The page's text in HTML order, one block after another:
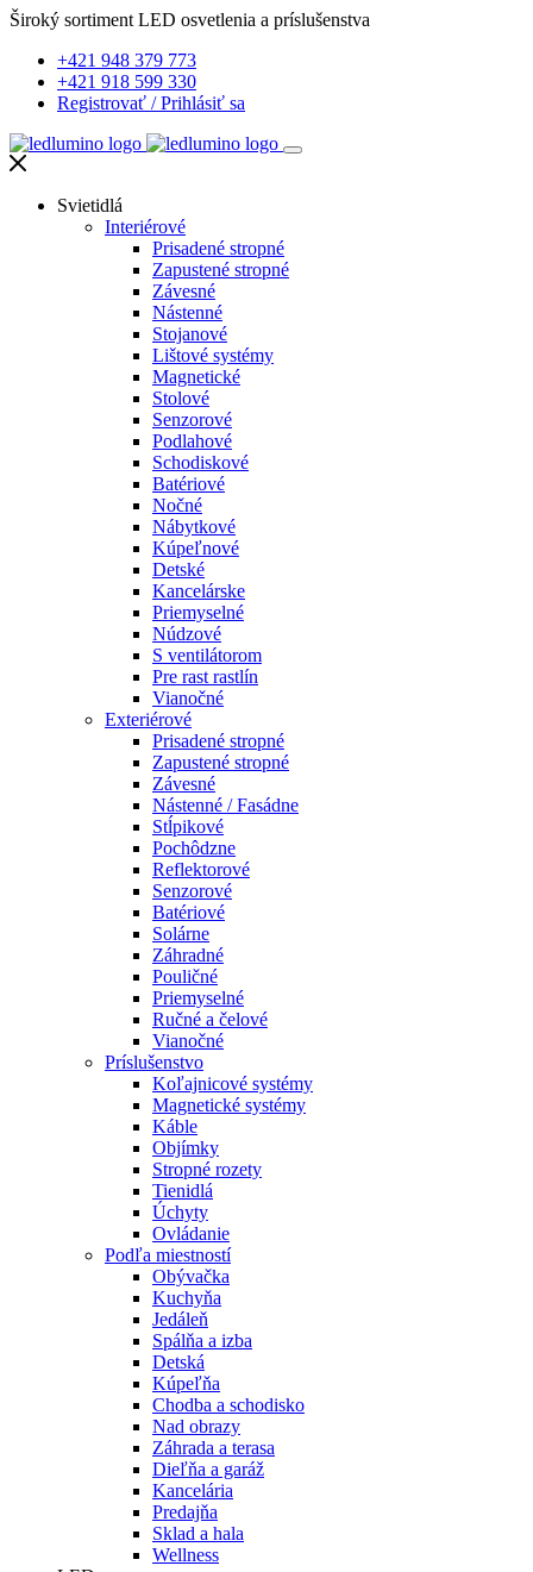
Široký sortiment LED osvetlenia a príslušenstva
+421 948 379 773
+421 918 599 330
Registrovať /Prihlásiť sa
Svietidlá
Interiérové
Prisadené stropné
Zapustené stropné
Závesné
Nástenné
Stojanové
Lištové systémy
Magnetické
Stolové
Senzorové
Podlahové
Schodiskové
Batériové
Nočné
Nábytkové
Kúpeľnové
Detské
Kancelárske
Priemyselné
Núdzové
S ventilátorom
Pre rast rastlín
Vianočné
Exteriérové
Prisadené stropné
Zapustené stropné
Závesné
Nástenné / Fasádne
Stĺpikové
Pochôdzne
Reflektorové
Senzorové
Batériové
Solárne
Záhradné
Pouličné
Priemyselné
Ručné a čelové
Vianočné
Príslušenstvo
Koľajnicové systémy
Magnetické systémy
Káble
Objímky
Stropné rozety
Tienidlá
Úchyty
Ovládanie
Podľa miestností
Obývačka
Kuchyňa
Jedáleň
Spálňa a izba
Detská
Kúpeľňa
Chodba a schodisko
Nad obrazy
Záhrada a terasa
Dieľňa a garáž
Kancelária
Predajňa
Sklad a hala
Wellness